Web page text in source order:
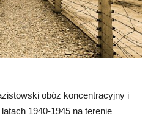
obóz koncentracyjny i
1940-1945 na terenie